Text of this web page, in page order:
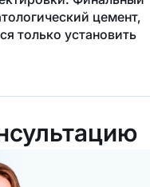
цемент,
только установить